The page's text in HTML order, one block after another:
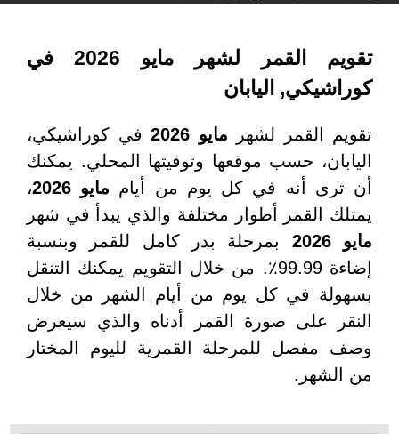
تقويم القمر لشهر مايو 2026 في
اليابان
لشهرمايو 2026
في كوراشيكي،
حسب موقعها وتوقيتها المحلي. يمكنك
أنه في كل يوم من أيام مايو 2026
،
أطوار مختلفة والذي يبدأ في شهر
بمرحلة بدر كامل للقمر وبنسبة
إضاءة 99.99٪. من خلال التقويم يمكنك التنقل
في كل يوم من أيام الشهر من خلال
على صورة القمر أدناه والذي سيعرض
للمرحلة القمرية لليوم المختار